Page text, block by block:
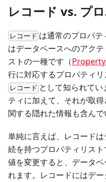
レコード vs. プ
レコード は通常のプロパ
はデータベースへのアク
ストの一種です（
行に対応するプロパティ
レコード として知られて
ティに加えて、それが取
関する隠れた情報も含んで
単純に言えば、レコード
続を持つプロパティリス
値を変更すると、データ
れます。レコードにはデ